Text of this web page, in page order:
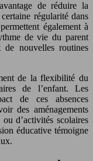
de réduire la
régularité dans
permettent également à
de vie du parent
de nouvelles routines
de la flexibilité du
de l’enfant. Les
de ces absences
des aménagements
d’activités scolaires
éducative témoigne